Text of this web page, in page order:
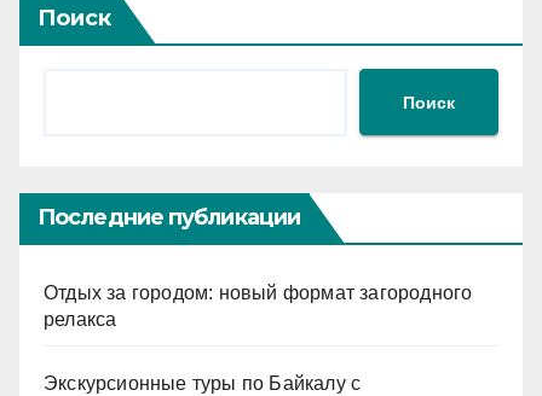
Поиск
Поиск
Последние публикации
Отдых за городом: новый формат загородного
релакса
Экскурсионные туры по Байкалу с